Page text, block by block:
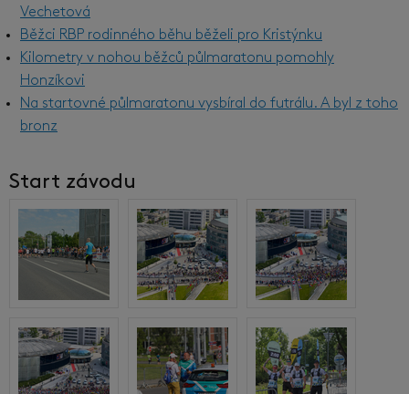
Vechetová
Běžci RBP rodinného běhu běželi pro Kristýnku
Kilometry v nohou běžců půlmaratonu pomohly
Honzíkovi
Na startovné půlmaratonu vysbíral do futrálu. A byl z toho
bronz
Start závodu